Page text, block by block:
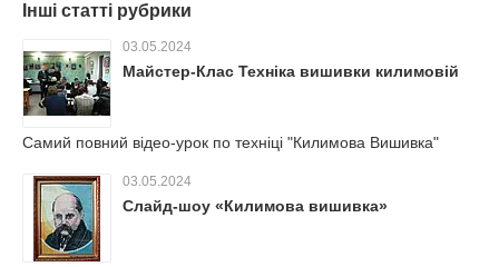
Інші статті рубрики
03.05.2024
Майстер-Клас Техніка вишивки килимовій
Самий повний відео-урок по техніці "Килимова Вишивка"
03.05.2024
Слайд-шоу «Килимова вишивка»